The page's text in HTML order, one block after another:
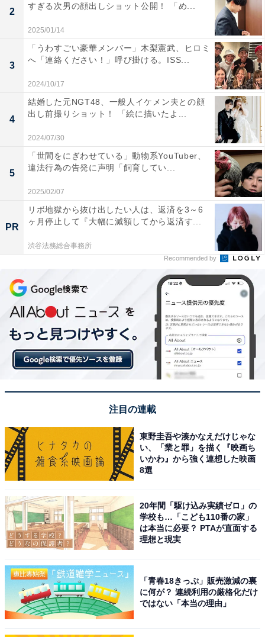
2
すぎる次男の顔出しショット公開！ 「め...
2025/01/14
3
「うわすごい豪華メンバー」木梨憲武、ヒロミ
へ「連絡ください！」呼び掛ける。ISS...
2024/10/17
4
結婚した元NGT48、一般人イケメン夫との顔
出し前撮りショット！ 「絵に描いたよ...
2024/07/30
5
「世間をにぎわせている」動物系YouTuber、
違法行為の告発に声明「飼育してい...
2025/02/07
PR
リボ地獄から抜け出したい人は、返済を3～6
ヶ月停止して『大幅に減額してから返済す...
渋谷法務総合事務所
Recommended by
注目の連載
東野圭吾や湊かなえだけじゃな
い、「業と罪」を描く『映画ち
いかわ』から強く連想した映画
8選
20年間「駆け込み実績ゼロ」の
学校も…「こども110番の家」
は本当に必要？ PTAが直面する
理想と現実
「青春18きっぷ」販売激減の裏
に何が？ 連続利用の厳格化だけ
ではない「本当の理由」